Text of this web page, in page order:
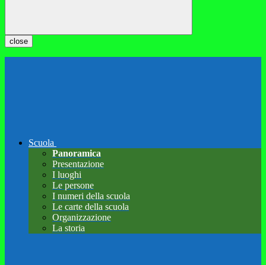
close
Scuola
Panoramica
Presentazione
I luoghi
Le persone
I numeri della scuola
Le carte della scuola
Organizzazione
La storia